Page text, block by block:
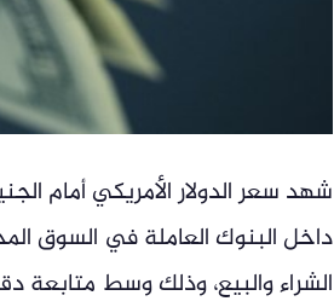
داخل البنوك العاملة في السوق
الشراء والبيع، وذلك وسط